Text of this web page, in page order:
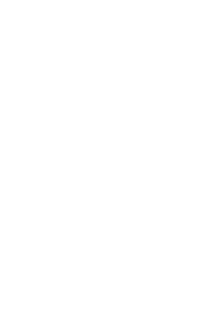
ensemble l'incroyable